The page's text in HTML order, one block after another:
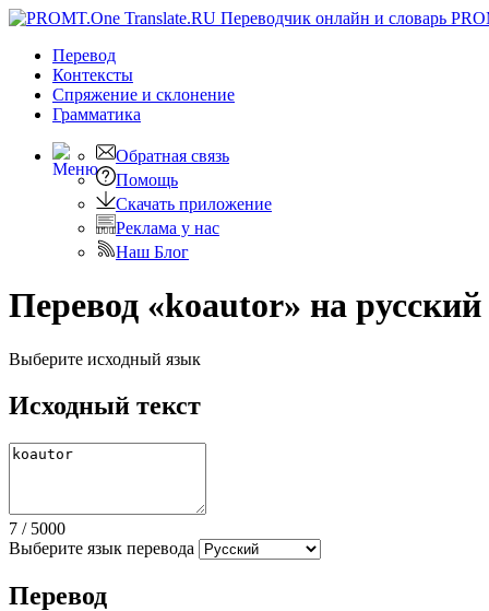
Перевод
Контексты
Спряжение и склонение
Грамматика
Обратная связь
Помощь
Скачать приложение
Реклама у нас
Наш Блог
Перевод «koautor» на русский
Выберите исходный язык
Исходный текст
7 / 5000
Выберите язык перевода
Перевод